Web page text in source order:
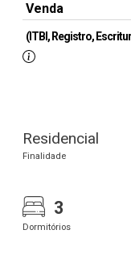
Venda
(ITBI, Registro,
Residencial
Finalidade
3
Dormitórios